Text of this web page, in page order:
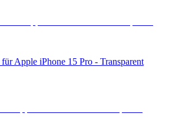
Apple iPhone 15 Pro - Transparent